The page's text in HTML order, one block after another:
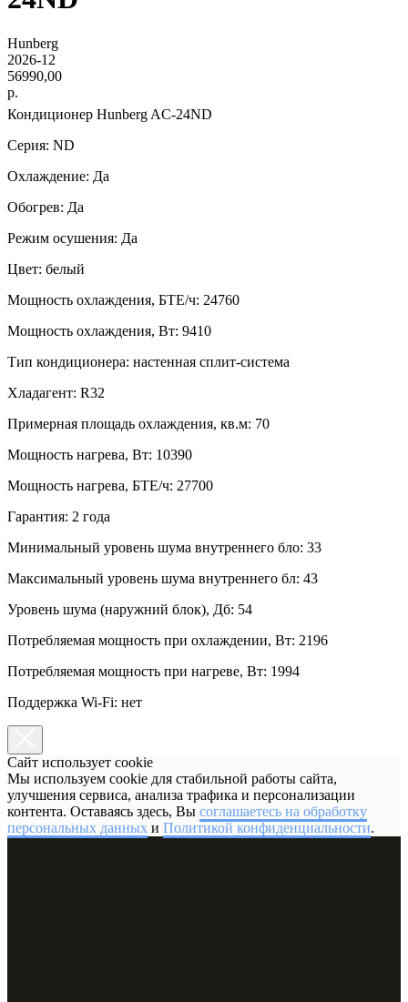
Hunberg
2026-12
56990,00
р.
Кондиционер Hunberg AC-24ND
Серия: ND
Охлаждение: Да
Обогрев: Да
Режим осушения: Да
Цвет: белый
Мощность охлаждения, БТЕ/ч: 24760
Мощность охлаждения, Вт: 9410
Тип кондиционера: настенная сплит-система
Хладагент: R32
Примерная площадь охлаждения, кв.м: 70
Мощность нагрева, Вт: 10390
Мощность нагрева, БТЕ/ч: 27700
Гарантия: 2 года
Минимальный уровень шума внутреннего бло: 33
Максимальный уровень шума внутреннего бл: 43
Уровень шума (наружний блок), Дб: 54
Потребляемая мощность при охлаждении, Вт: 2196
Потребляемая мощность при нагреве, Вт: 1994
Поддержка Wi-Fi: нет
Сайт использует cookie
Мы используем cookie для стабильной работы сайта,
улучшения сервиса, анализа трафика и персонализации
контента. Оставаясь здесь, Вы соглашаетесь на обработку
персональных данных и Политикой конфиденциальности.